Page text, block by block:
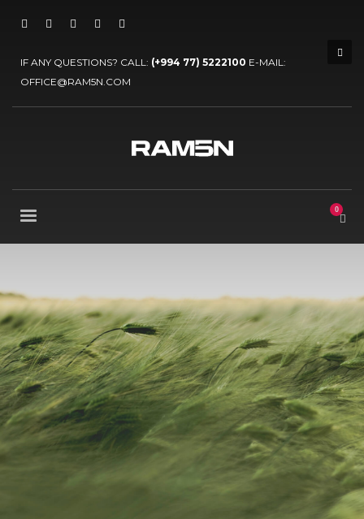
IF ANY QUESTIONS? CALL: (+994 77) 5222100 E-MAIL:
OFFICE@RAM5N.COM